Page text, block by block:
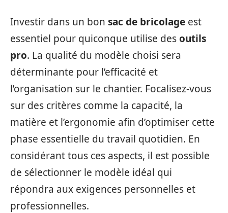
Investir dans un bon sac de bricolage est
essentiel pour quiconque utilise desoutils
pro. La qualité du modèle choisi sera
déterminante pour l’efficacité et
l’organisation sur le chantier. Focalisez-vous
sur des critères comme la capacité, la
matière et l’ergonomie afin d’optimiser cette
phase essentielle du travail quotidien. En
considérant tous ces aspects, il est possible
de sélectionner le modèle idéal qui
répondra aux exigences personnelles et
professionnelles.